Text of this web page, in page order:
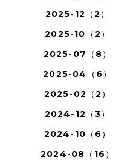
2025-12（2）
2025-10（2）
2025-07（8）
2025-04（6）
2025-02（2）
2024-12（3）
2024-10（6）
2024-08（16）